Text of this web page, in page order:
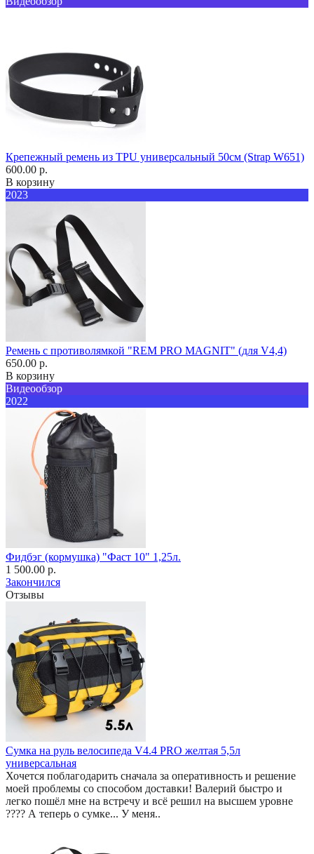
Крепежный ремень из TPU универсальный 50см (Strap W651)
600.00 р.
В корзину
2023
Ремень с противолямкой "REM PRO MAGNIT" (для V4,4)
650.00 р.
В корзину
Видеообзор
2022
Фидбэг (кормушка) "Фаст 10" 1,25л.
1 500.00 р.
Закончился
Отзывы
Сумка на руль велосипеда V4.4 PRO желтая 5,5л
универсальная
Хочется поблагодарить сначала за оперативность и решение
моей проблемы со способом доставки! Валерий быстро и
легко пошёл мне на встречу и всё решил на высшем уровне
???? А теперь о сумке... У меня..